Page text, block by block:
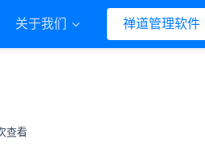
关于我们 禅道管理软件
查看